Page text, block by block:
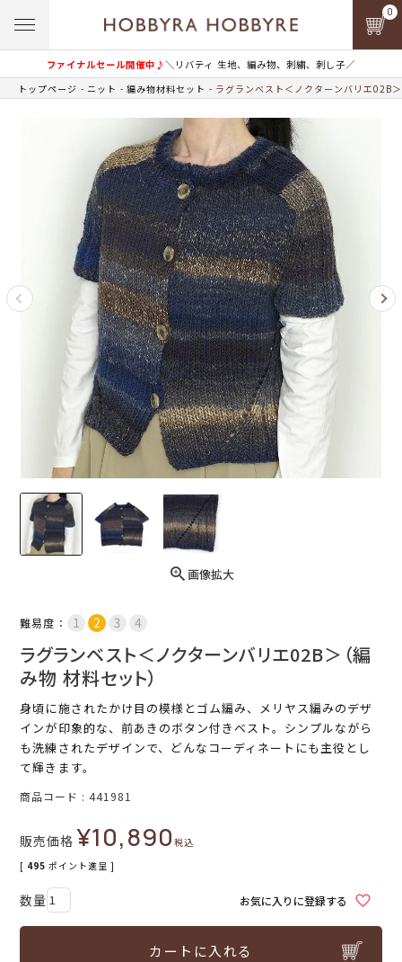
ファイナルセール開催中♪＼リバティ 生地、編み物、刺繍、刺し子／
0
トップページ ニット 編み物材料セット ラグランベスト＜ノクターンバリエ02B
画像拡大
難易度：
ラグランベスト＜ノクターンバリエ02B＞（編
み物 材料セット）
身頃に施されたかけ目の模様とゴム編み、メリヤス編みのデザ
インが印象的な、前あきのボタン付きベスト。シンプルながら
も洗練されたデザインで、どんなコーディネートにも主役とし
て輝きます。
商品コード 441981
販売価格 ¥10,890税込
[ 495 ポイント進呈 ]
お気に入りに登録する
カートに入れる